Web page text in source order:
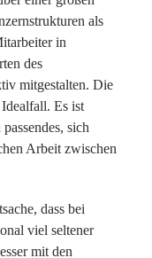
als
in
des
mitgestalten. Die
Es ist
sich
Arbeit zwischen
dass bei
viel seltener
mit den